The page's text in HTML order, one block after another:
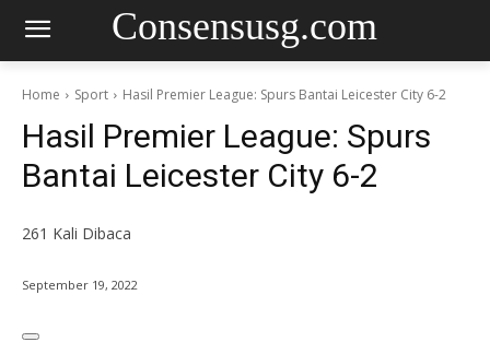
Consensusg.com
Home Sport Hasil Premier League: Spurs Bantai Leicester City 6-2
Hasil Premier League: Spurs
Bantai Leicester City 6-2
261 Kali Dibaca
September 19, 2022